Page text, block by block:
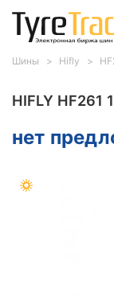
HIFLY HF261
нет
Шины Hifly